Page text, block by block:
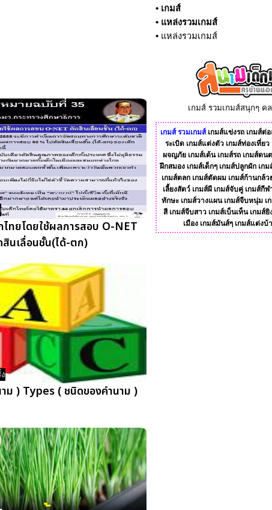
ไทยโดยใช้ผลการสอบ O-NET
นเลื่อนชั้น(ได้-ตก)
ม ) Types ( ชนิดของคำนาม )
• เกมส์
• แหล่งรวมเกมส์
• แหล่งรวมเกมส์
เกมส์ รวมเกมส์สนุกๆ ค
เกมส์ รวมเกมส์ เกมส์แข่งรถ เกมส์ต่อ
ระเบิด เกมส์แต่งตัว เกมส์ท่องเที่ยว
ผจญภัย เกมส์เต้น เกมส์รถ เกมส์ดน
ฝึกสมอง เกมส์เด็กๆ เกมส์ปลูกผัก เก
เกมส์ตลก เกมส์ตัดผม เกมส์ก้านกล้ว
เลี้ยงสัตว์ เกมส์ผี เกมส์จับคู่ เกมส์กีฬ
ทักษะ เกมส์วางแผน เกมส์จีบหนุ่ม เ
สี เกมส์จีบสาว เกมส์เบ็นเท็น เกมส์ยิ
เมือง เกมส์มันส์ๆ เกมส์แต่งบ้